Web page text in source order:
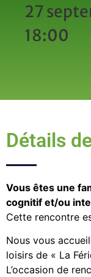
27
18:00
Détails
Vous êtes une
cognitif et/ou
Cette rencontre
Nous vous
loisirs de « La
L’occasion de